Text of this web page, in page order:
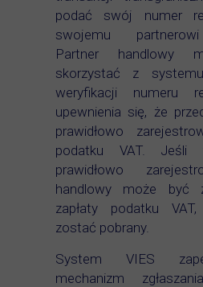
podać swój numer
swojemu
Partner handlowy
skorzystać z
weryfikacji numeru
upewnienia się, że
prawidłowo
podatku VAT.
prawidłowo
handlowy może być
zapłaty podatku
zostać pobrany.
System VIES
mechanizm